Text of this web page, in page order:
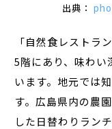
出典：
「自然食レストラ
5階にあり、味わい
います。地元では
す。広島県内の農
した日替わりラン